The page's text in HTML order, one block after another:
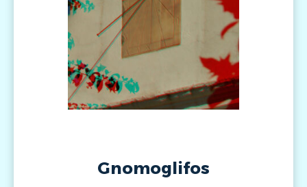
Gnomoglifos